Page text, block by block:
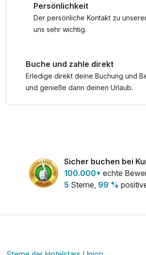
Persönlichkeit
Der persönliche Kontakt zu
uns sehr wichtig.
Buche und zahle direkt
Erledige direkt deine Buchung und
und genieße dann deinen Urlaub.
Sicher buchen bei
100.000+ echte
5 Sterne, 99 %